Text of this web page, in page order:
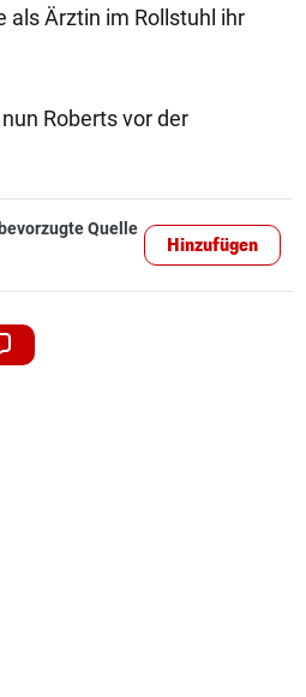
als Ärztin im Rollstuhl ihr
Roberts vor der
bevorzugte Quelle
Hinzufügen